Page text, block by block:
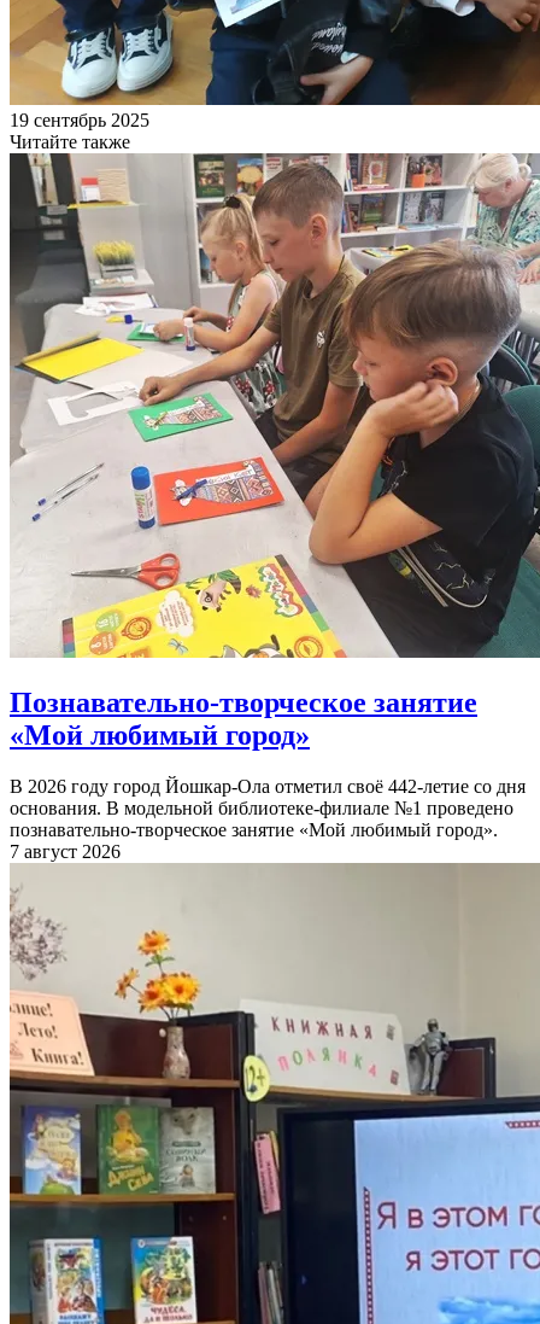
19 сентябрь 2025
Читайте также
Познавательно-творческое занятие
«Мой любимый город»
В 2026 году город Йошкар-Ола отметил своё 442-летие со дня
основания. В модельной библиотеке-филиале №1 проведено
познавательно-творческое занятие «Мой любимый город».
7 август 2026